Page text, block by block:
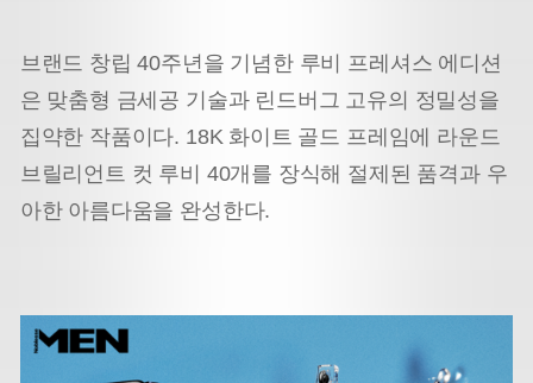
브랜드 창립 40주년을 기념한 루비 프레셔스 에디션
은 맞춤형 금세공 기술과 린드버그 고유의 정밀성을
집약한 작품이다. 18K 화이트 골드 프레임에 라운드
브릴리언트 컷 루비 40개를 장식해 절제된 품격과 우
아한 아름다움을 완성한다.